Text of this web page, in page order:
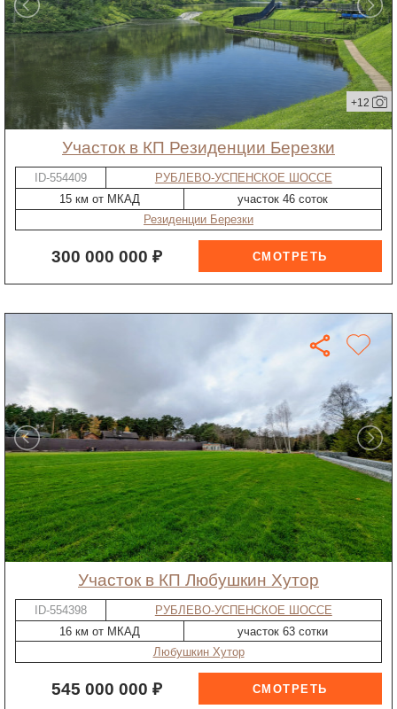
+12
участок в КП Резиденции Березки
ID-554409
РУБЛЕВО-УСПЕНСКОЕ ШОССЕ
15 км от МКАД
участок 46 соток
Резиденции Березки
300 000 000 ₽
участок в КП Любушкин Хутор
ID-554398
РУБЛЕВО-УСПЕНСКОЕ ШОССЕ
16 км от МКАД
участок 63 сотки
Любушкин Хутор
545 000 000 ₽